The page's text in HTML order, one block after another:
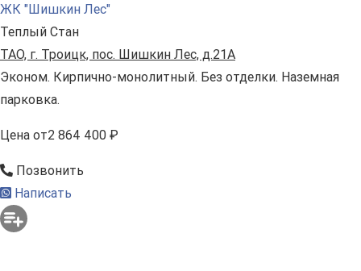
ЖК "Шишкин Лес"
Теплый Стан
ТАО, г. Троицк, пос. Шишкин Лес, д.21А
Эконом. Кирпично-монолитный. Без отделки. Наземная
парковка.
Цена от2 864 400 ₽
Позвонить
Написать